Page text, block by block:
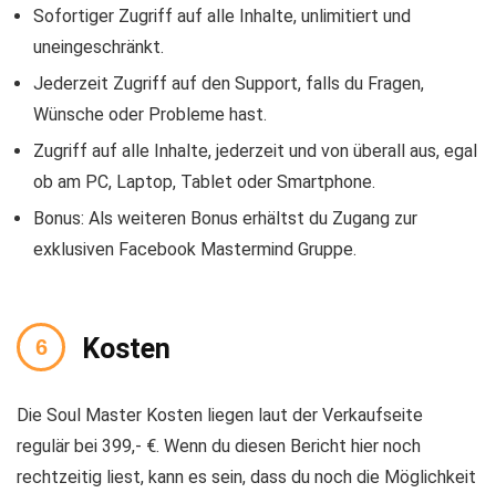
Sofortiger Zugriff auf alle Inhalte, unlimitiert und
uneingeschränkt.
Jederzeit Zugriff auf den Support, falls du Fragen,
Wünsche oder Probleme hast.
Zugriff auf alle Inhalte, jederzeit und von überall aus, egal
ob am PC, Laptop, Tablet oder Smartphone.
Bonus: Als weiteren Bonus erhältst du Zugang zur
exklusiven Facebook Mastermind Gruppe.
Kosten
Die Soul Master Kosten liegen laut der Verkaufseite
regulär bei 399,- €. Wenn du diesen Bericht hier noch
rechtzeitig liest, kann es sein, dass du noch die Möglichkeit